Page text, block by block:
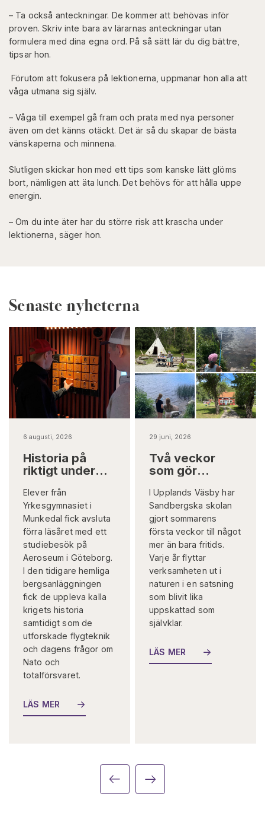
– Ta också anteckningar. De kommer att behövas inför
proven. Skriv inte bara av lärarnas anteckningar utan
formulera med dina egna ord. På så sätt lär du dig bättre,
tipsar hon.
Förutom att fokusera på lektionerna, uppmanar hon alla att
våga utmana sig själv.
– Våga till exempel gå fram och prata med nya personer
även om det känns otäckt. Det är så du skapar de bästa
vänskaperna och minnena.
Slutligen skickar hon med ett tips som kanske lätt glöms
bort, nämligen att äta lunch. Det behövs för att hålla uppe
energin.
– Om du inte äter har du större risk att krascha under
lektionerna, säger hon.
Senaste nyheterna
6 augusti, 2026
Historia på
riktigt under
Elever från
Yrkesgymnasiet i
Munkedal fick avsluta
förra läsåret med ett
studiebesök på
Aeroseum i Göteborg.
I den tidigare hemliga
bergsanläggningen
fick de uppleva kalla
krigets historia
samtidigt som de
utforskade flygteknik
och dagens frågor om
Nato och
totalförsvaret.
LÄS MER
29 juni, 2026
Två veckor
som gör
riktigt
I Upplands Väsby har
Sandbergska skolan
gjort sommarens
första veckor till något
mer än bara fritids.
Varje år flyttar
verksamheten ut i
naturen i en satsning
som blivit lika
uppskattad som
självklar.
LÄS MER